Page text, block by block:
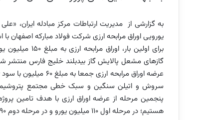
یورویی اوراق مرابحه ارزی شرکت فولاد مبارکه اصفهان
برای اولین
گازهای مشعل پالایش گاز بیدبلند خلیج فارس
سروش و اتیلن سنگین و سبک خطی مجتمع
هستیم؛ در مرحله اول ۱۱۰ میلیون یورو و در مرحله دوم ۹۰ میلیون یورو دیگر عرضه خواهد شد.